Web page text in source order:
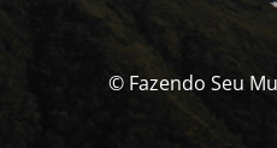
© Fazendo Seu